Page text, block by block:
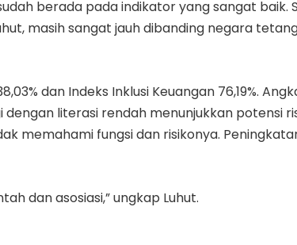
berada pada indikator yang sangat baik.
masih sangat jauh dibanding negara
dan Indeks Inklusi Keuangan 76,19%.
dengan literasi rendah menunjukkan potensi
memahami fungsi dan risikonya.
dan asosiasi,” ungkap Luhut.